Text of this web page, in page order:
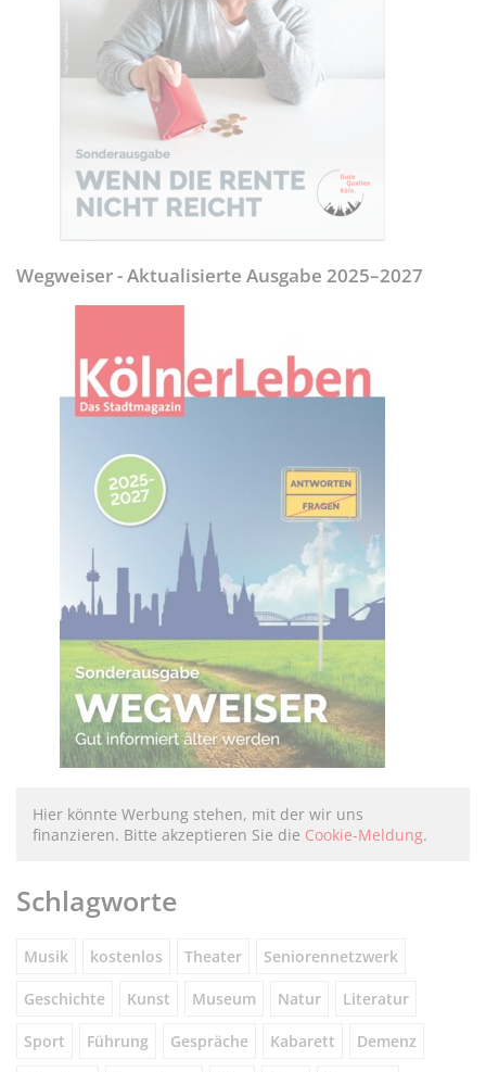
Wegweiser - Aktualisierte Ausgabe 2025–2027
Hier könnte Werbung stehen, mit der wir uns
finanzieren. Bitte akzeptieren Sie die Cookie-Meldung.
Schlagworte
Musik kostenlos Theater Seniorennetzwerk
Geschichte Kunst Museum Natur Literatur
Sport Führung Gespräche Kabarett Demenz